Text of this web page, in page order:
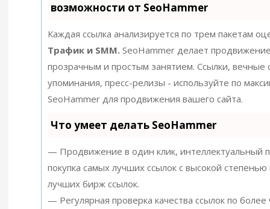
возможности от SeoHammer
Каждая ссылка анализируется по трем пакетам
Трафик и SMM.SeoHammer делает
прозрачным и простым занятием. Ссылки, вечные
упоминания, пресс-релизы - используйте по
SeoHammer для продвижения вашего сайта.
Что умеет делать SeoHammer
— Продвижение в один клик, интеллектуальный
покупка самых лучших ссылок с высокой степенью
лучших бирж ссылок.
— Регулярная проверка качества ссылок по